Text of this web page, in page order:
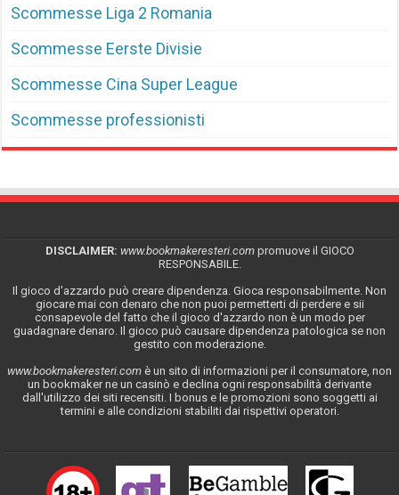
Scommesse Liga 2 Romania
Scommesse Eerste Divisie
Scommesse Cina Super League
Scommesse professionisti
DISCLAIMER: www.bookmakeresteri.compromuove il GIOCO
RESPONSABILE.
Il gioco d'azzardo può creare dipendenza. Gioca responsabilmente. Non
giocare mai con denaro che non puoi permetterti di perdere e sii
consapevole del fatto che il gioco d'azzardo non è un modo per
guadagnare denaro. Il gioco può causare dipendenza patologica se non
gestito con moderazione.
www.bookmakeresteri.com è un sito di informazioni per il consumatore, non
un bookmaker ne un casinò e declina ogni responsabilità derivante
dall'utilizzo dei siti recensiti. I bonus e le promozioni sono soggetti ai
termini e alle condizioni stabiliti dai rispettivi operatori.